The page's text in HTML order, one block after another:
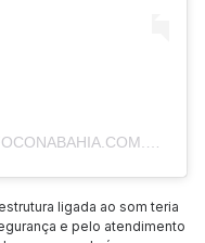
Um post compartilhado por WWW.FOCONABAHIA.COM.BR ???????? (@foconabahiaoficial)
ligada ao som teria
e pelo atendimento